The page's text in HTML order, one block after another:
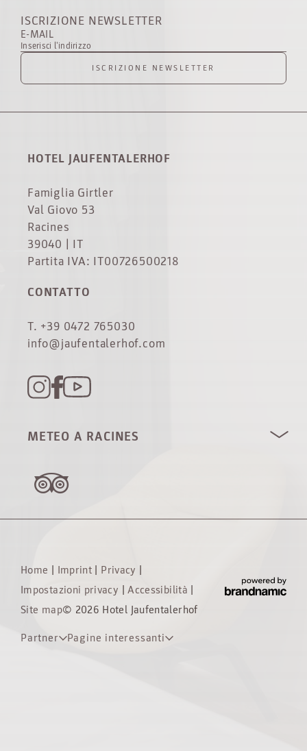
ISCRIZIONE NEWSLETTER
E-MAIL
Inserisci l'indirizzo
ISCRIZIONE NEWSLETTER
HOTEL JAUFENTALERHOF
Famiglia Girtler
Val Giovo 53
Racines
39040 | IT
Partita IVA: IT00726500218
CONTATTO
T. +39 0472 765030
info@jaufentalerhof.com
METEO A RACINES
Home Imprint Privacy
Impostazioni privacy |Accessibilità
Site map© 2026 Hotel Jaufentalerhof
Partner Pagine interessanti